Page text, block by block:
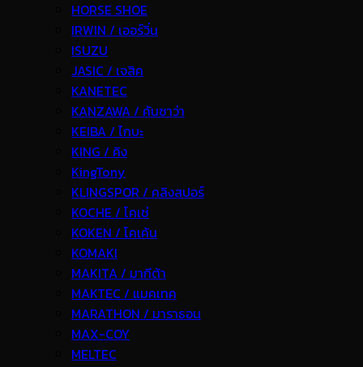
HORSE SHOE
IRWIN / เออร์วิ่น
ISUZU
JASIC / เจสิค
KANETEC
KANZAWA / คันซาว่า
KEIBA / ไกบะ
KING / คิง
KingTony
KLINGSPOR / คลิงสปอร์
KOCHE / โคเช่
KOKEN / โคเค้น
KOMAKI
MAKITA / มากีต้า
MAKTEC / แมคเทค
MARATHON / มาราธอน
MAX-COY
MELTEC